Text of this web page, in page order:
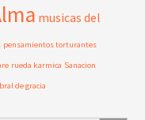
musicas del
pensamientos torturantes
rueda karmica Sanacion
de gracia